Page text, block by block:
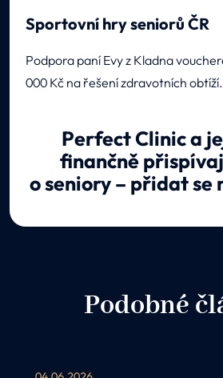
Sportovní hry seniorů ČR
Podpora paní Evy z Kladna
000 Kč na řešení zdravotních obtíží.
Perfect Clinic a
finančně
o seniory – přidat se
Podobné